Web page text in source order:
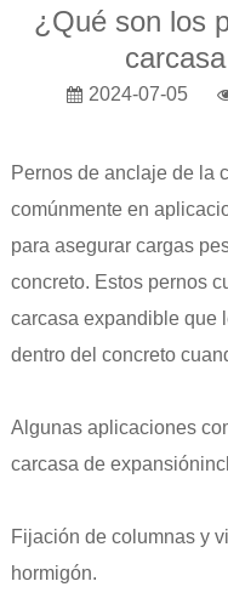
¿Qué son los
2024-07-05
Pernos de anclaje de la
comúnmente en
para asegurar cargas
concreto. Estos pernos
carcasa expandible que
dentro del concreto
Algunas aplicaciones
carcasa de expansión
Fijación de columnas y
hormigón.